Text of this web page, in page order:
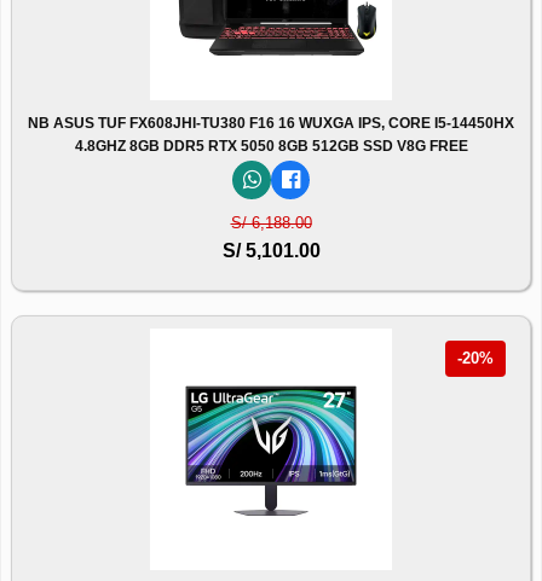
NB ASUS TUF FX608JHI-TU380 F16 16 WUXGA IPS, CORE I5-14450HX
4.8GHZ 8GB DDR5 RTX 5050 8GB 512GB SSD V8G FREE
S/ 6,188.00
S/ 5,101.00
-20%